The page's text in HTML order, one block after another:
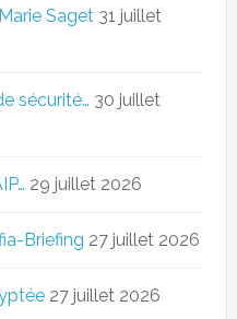
Saget 31 juillet
sécurité… 30 juillet
29 juillet 2026
Briefing 27 juillet 2026
27 juillet 2026